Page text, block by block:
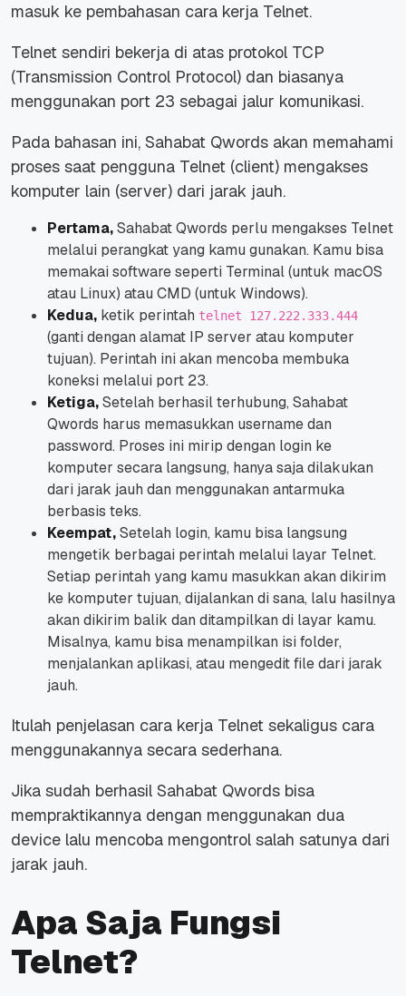
masuk ke pembahasan cara kerja Telnet.
Telnet sendiri bekerja di atas protokol TCP
(Transmission Control Protocol) dan biasanya
menggunakan port 23 sebagai jalur komunikasi.
Pada bahasan ini, Sahabat Qwords akan memahami
proses saat pengguna Telnet (client) mengakses
komputer lain (server) dari jarak jauh.
Pertama,Sahabat Qwords perlu mengakses Telnet
melalui perangkat yang kamu gunakan. Kamu bisa
memakai software seperti Terminal (untuk macOS
atau Linux) atau CMD (untuk Windows).
Kedua, ketik perintah telnet 127.222.333.444
(ganti dengan alamat IP server atau komputer
tujuan). Perintah ini akan mencoba membuka
koneksi melalui port 23.
Ketiga,Setelah berhasil terhubung, Sahabat
Qwords harus memasukkan username dan
password. Proses ini mirip dengan login ke
komputer secara langsung, hanya saja dilakukan
dari jarak jauh dan menggunakan antarmuka
berbasis teks.
Keempat,Setelah login, kamu bisa langsung
mengetik berbagai perintah melalui layar Telnet.
Setiap perintah yang kamu masukkan akan dikirim
ke komputer tujuan, dijalankan di sana, lalu hasilnya
akan dikirim balik dan ditampilkan di layar kamu.
Misalnya, kamu bisa menampilkan isi folder,
menjalankan aplikasi, atau mengedit file dari jarak
jauh.
Itulah penjelasan cara kerja Telnet sekaligus cara
menggunakannya secara sederhana.
Jika sudah berhasil Sahabat Qwords bisa
mempraktikannya dengan menggunakan dua
device lalu mencoba mengontrol salah satunya dari
jarak jauh.
Apa Saja Fungsi
Telnet?